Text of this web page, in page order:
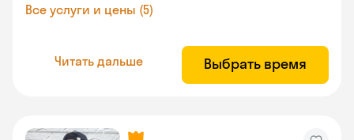
Все услуги и цены (5)
Читать дальше Выбрать время